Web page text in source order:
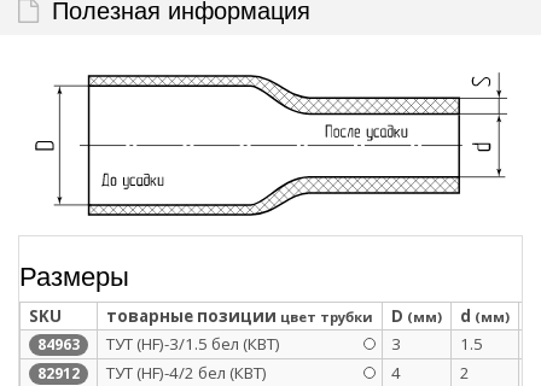
Полезная информация
Размеры
SKU товарные позиции цвет трубки D (мм) d (мм)
84963 ТУТ (HF)-3/1.5 бел (КВТ) 3 1.5
82912 ТУТ (HF)-4/2 бел (КВТ) 4 2